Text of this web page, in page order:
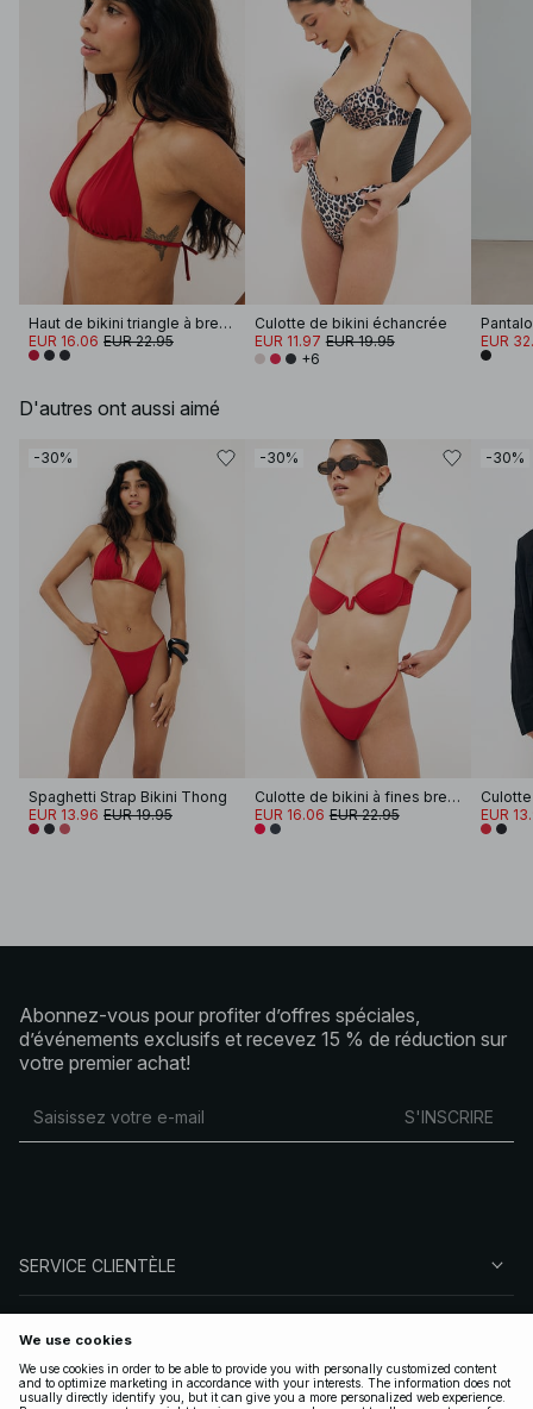
Haut de bikini triangle à bretelles spaghetti
EUR 16.06 EUR 22.95
Culotte de bikini échancrée
EUR 11.97 EUR 19.95
+6
EUR
D'autres ont aussi aimé
-30%
Spaghetti Strap Bikini Thong
EUR 13.96 EUR 19.95
-30%
Culotte de bikini à fines bretelles
EUR 16.06 EUR 22.95
-30%
EUR
Abonnez-vous pour profiter d’offres spéciales,
d’événements exclusifs et recevez 15 % de réduction sur
votre premier achat!
S'INSCRIRE
SERVICE CLIENTÈLE
SUIVEZ-NOUS